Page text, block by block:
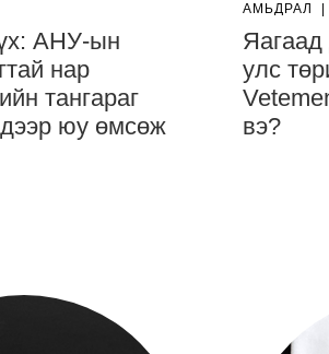
АНУ-ын
нар
тангараг
юу өмсөж
АМЬДРАЛ
улс
вэ?